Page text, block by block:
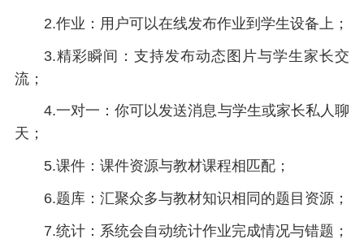
2.作业：用户可以在线发布作业到学生设备上；
3.精彩瞬间：支持发布动态图片与学生家长交
流；
4.一对一：你可以发送消息与学生或家长私人聊
天；
5.课件：课件资源与教材课程相匹配；
6.题库：汇聚众多与教材知识相同的题目资源；
7.统计：系统会自动统计作业完成情况与错题；